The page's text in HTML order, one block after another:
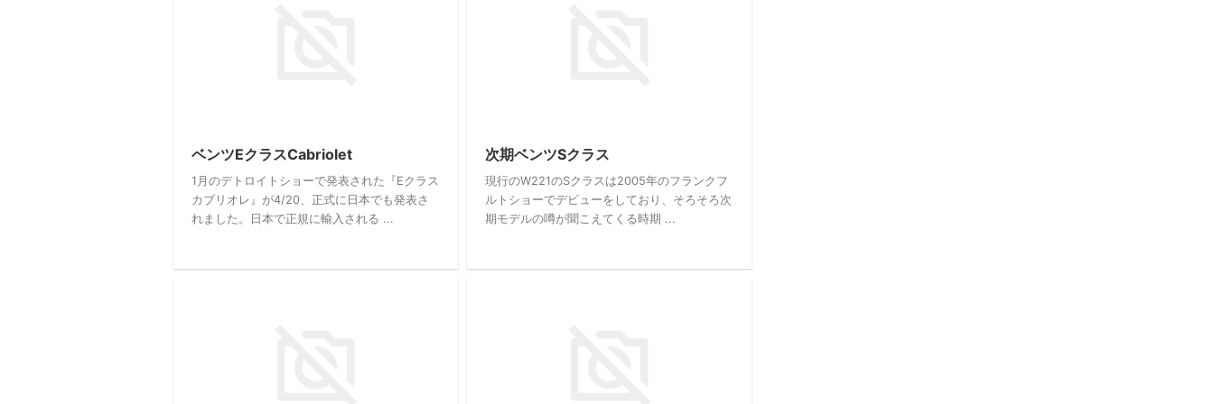
ベンツEクラスCabriolet
1月のデトロイトショーで発表された『Eクラス
カブリオレ』が4/20、正式に日本でも発表さ
れました。日本で正規に輸入される ...
次期ベンツSクラス
現行のW221のSクラスは2005年のフランクフ
ルトショーでデビューをしており、そろそろ次
期モデルの噂が聞こえてくる時期 ...